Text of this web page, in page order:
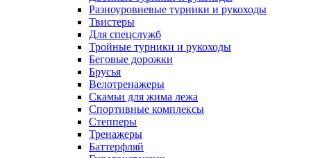
Разноуровневые турники и рукоходы
Твистеры
Для спецслужб
Тройные турники и рукоходы
Беговые дорожки
Брусья
Велотренажеры
Скамьи для жима лежа
Спортивные комплексы
Степперы
Тренажеры
Баттерфляй